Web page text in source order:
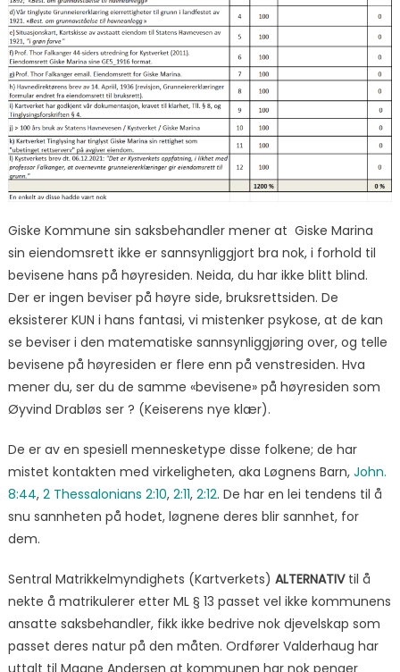
Giske Kommune sin saksbehandler mener at Giske Marina
sin eiendomsrett ikke er sannsynliggjort bra nok, i forhold til
bevisene hans på høyresiden. Neida, du har ikke blitt blind.
Der er ingen beviser på høyre side, bruksrettsiden. De
eksisterer KUN i hans fantasi, vi mistenker psykose, at de kan
se beviser i den matematiske sannsynliggjøring over, og telle
bevisene på høyresiden er flere enn på venstresiden. Hva
mener du, ser du de samme «bevisene» på høyresiden som
Øyvind Drabløs ser ? (Keiserens nye klær).
De er av en spesiell mennesketype disse folkene; de har
mistet kontakten med virkeligheten, aka Løgnens Barn, John.
8:44, 2 Thessalonians 2:10, 2:11, 2:12. De har en lei tendens til å
snu sannheten på hodet, løgnene deres blir sannhet, for
dem.
Sentral Matrikkelmyndighets (Kartverkets) ALTERNATIVtil å
nekte å matrikulerer etter ML § 13 passet vel ikke kommunens
ansatte saksbehandler, fikk ikke bedrive nok djevelskap som
passet deres natur på den måten. Ordfører Valderhaug har